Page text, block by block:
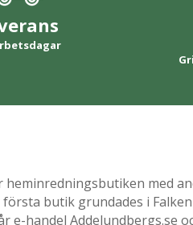
heminredningsbutiken med
butik grundades i
e-handel Addelundbergs.se